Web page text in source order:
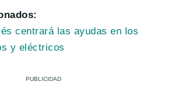
centrará las ayudas en los
y eléctricos